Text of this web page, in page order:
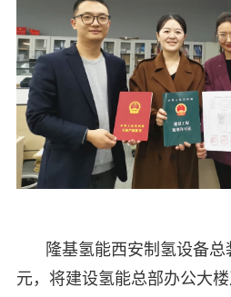
隆基氢能西安制氢设备
元，将建设氢能总部办公大